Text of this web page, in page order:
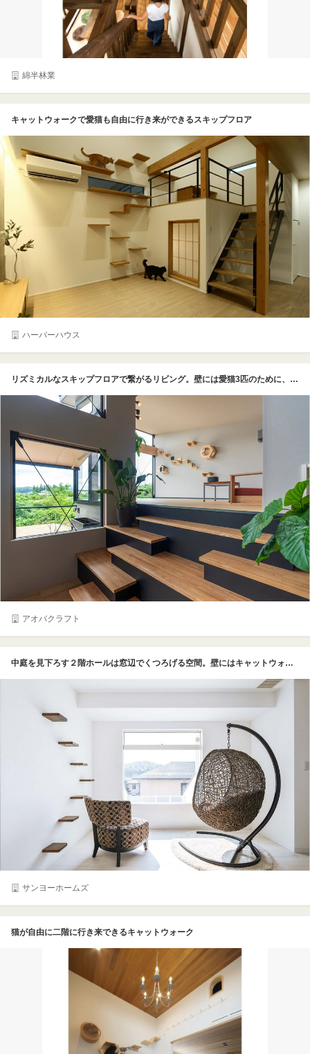
綿半林業
キャットウォークで愛猫も自由に行き来ができるスキップフロア
ハーバーハウス
リズミカルなスキップフロアで繋がるリビング。壁には愛猫3匹のために、キャットウォークも設けられ、運動や休息が自由にとれるようになっている。リビング横には猫専用スペースがあり、猫も快適に過ごせるよう工夫されている
アオバクラフト
中庭を見下ろす２階ホールは窓辺でくつろげる空間。壁にはキャットウォークを設置
サンヨーホームズ
猫が自由に二階に行き来できるキャットウォーク